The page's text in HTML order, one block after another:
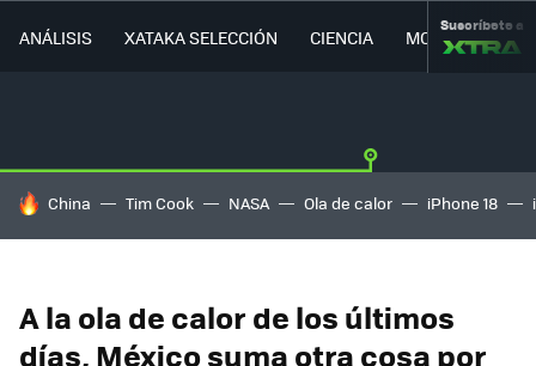
ANÁLISIS XATAKA SELECCIÓN CIENCIA MOVILIDAD
Suscríbete a
HOY SE HABLA DE
China Tim Cook NASA Ola de calor iPhone 18
A la ola de calor de los últimos
días, México suma otra cosa por